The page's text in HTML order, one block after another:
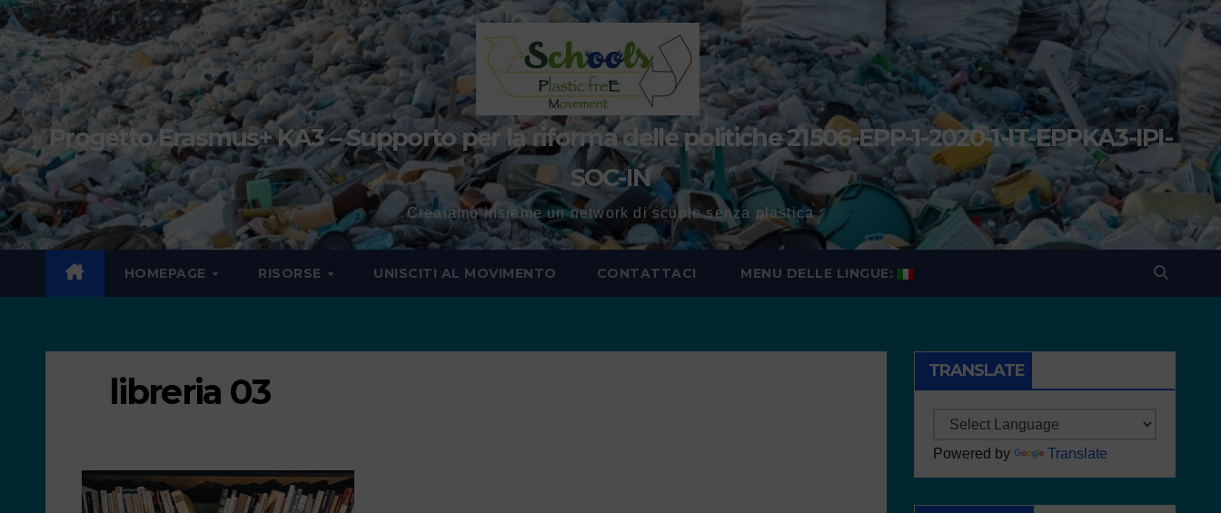
Progetto Erasmus+ KA3 – Supporto per la riforma delle politiche 21506-EPP-1-2020-1-IT-EPPKA3-IPI-
SOC-IN
Creaiamo insieme un network di scuole senza plastica
HOMEPAGE RISORSE UNISCITI AL MOVIMENTO CONTATTACI MENU DELLE LINGUE:
libreria 03 TRANSLATE
Powered by Translate